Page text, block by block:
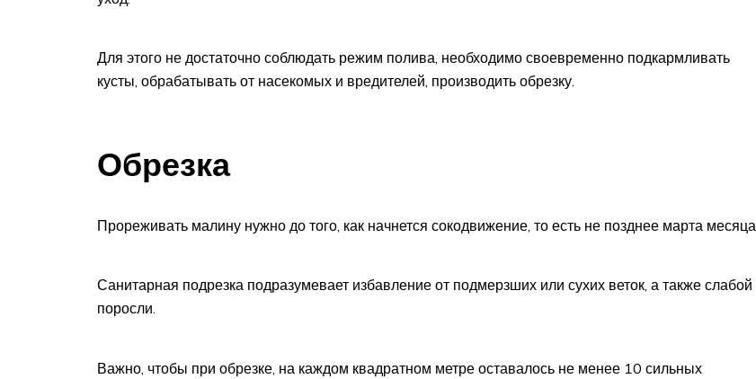
Для этого не достаточно соблюдать режим полива, необходимо своевременно подкармливать
кусты, обрабатывать от насекомых и вредителей, производить обрезку.
Обрезка
Прореживать малину нужно до того, как начнется сокодвижение, то есть не позднее марта месяца.
Санитарная подрезка подразумевает избавление от подмерзших или сухих веток, а также слабой
поросли.
Важно, чтобы при обрезке, на каждом квадратном метре оставалось не менее 10 сильных